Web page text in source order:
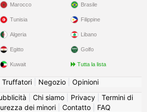
Marocco
Tunisia
Algeria
Egitto
Kuwait
Brasile
Filippine
Libano
Golfo
Tutta la lista
Truffatori| Negozio| Opinioni
Chi siamo| Privacy| Termini di
dei minori| Contatto| FAQ